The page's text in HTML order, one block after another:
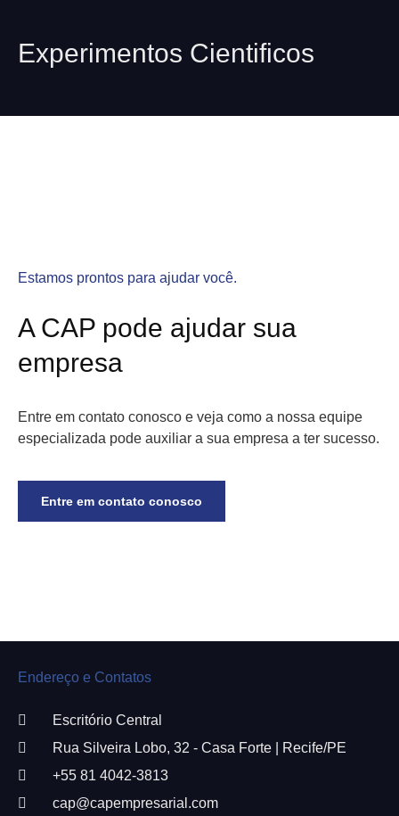
Experimentos Cientificos
Estamos prontos para ajudar você.
A CAP pode ajudar sua
empresa
Entre em contato conosco e veja como a nossa equipe
especializada pode auxiliar a sua empresa a ter sucesso.
Entre em contato conosco
Endereço e Contatos
Escritório Central
Rua Silveira Lobo, 32 - Casa Forte | Recife/PE
+55 81 4042-3813
cap@capempresarial.com